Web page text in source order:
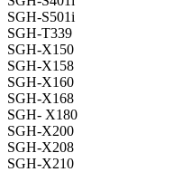
SGH-S501i
SGH-T339
SGH-X150
SGH-X158
SGH-X160
SGH-X168
SGH- X180
SGH-X200
SGH-X208
SGH-X210